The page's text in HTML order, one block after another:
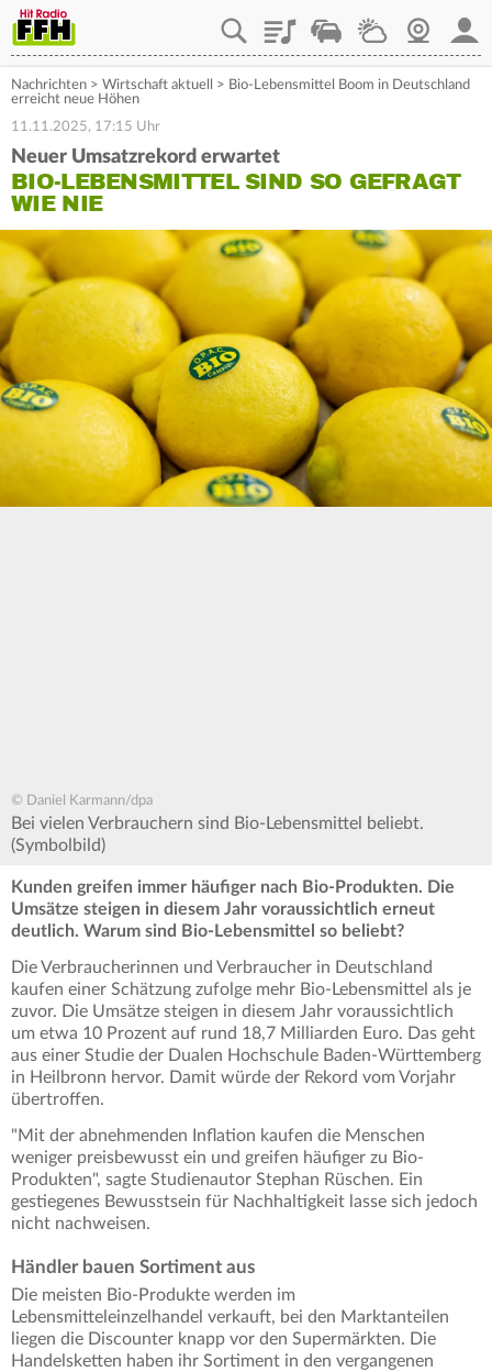
PlaylistStaupilotWetterWebcam
Nachrichten > Wirtschaft aktuell > Bio-Lebensmittel Boom in Deutschland
erreicht neue Höhen
11.11.2025, 17:15 Uhr
Neuer Umsatzrekord erwartet
BIO-LEBENSMITTEL SIND SO GEFRAGT
WIE NIE
© Daniel Karmann/dpa
Bei vielen Verbrauchern sind Bio-Lebensmittel beliebt.
(Symbolbild)
Kunden greifen immer häufiger nach Bio-Produkten. Die
Umsätze steigen in diesem Jahr voraussichtlich erneut
deutlich. Warum sind Bio-Lebensmittel so beliebt?
Die Verbraucherinnen und Verbraucher in Deutschland
kaufen einer Schätzung zufolge mehr Bio-Lebensmittel als je
zuvor. Die Umsätze steigen in diesem Jahr voraussichtlich
um etwa 10 Prozent auf rund 18,7 Milliarden Euro. Das geht
aus einer Studie der Dualen Hochschule Baden-Württemberg
in Heilbronn hervor. Damit würde der Rekord vom Vorjahr
übertroffen.
"Mit der abnehmenden Inflation kaufen die Menschen
weniger preisbewusst ein und greifen häufiger zu Bio-
Produkten", sagte Studienautor Stephan Rüschen. Ein
gestiegenes Bewusstsein für Nachhaltigkeit lasse sich jedoch
nicht nachweisen.
Händler bauen Sortiment aus
Die meisten Bio-Produkte werden im
Lebensmitteleinzelhandel verkauft, bei den Marktanteilen
liegen die Discounter knapp vor den Supermärkten. Die
Handelsketten haben ihr Sortiment in den vergangenen